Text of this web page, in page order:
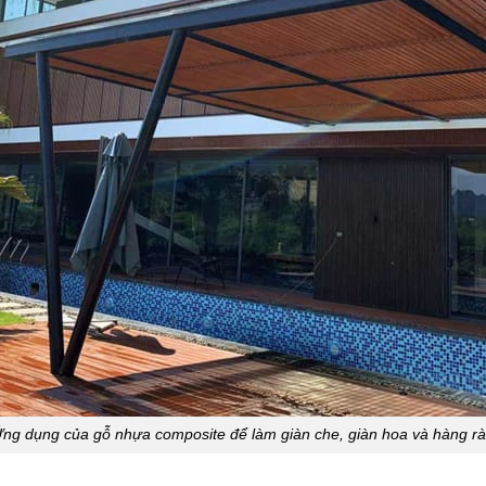
dụng của gỗ nhựa composite để làm giàn che, giàn hoa và hàng